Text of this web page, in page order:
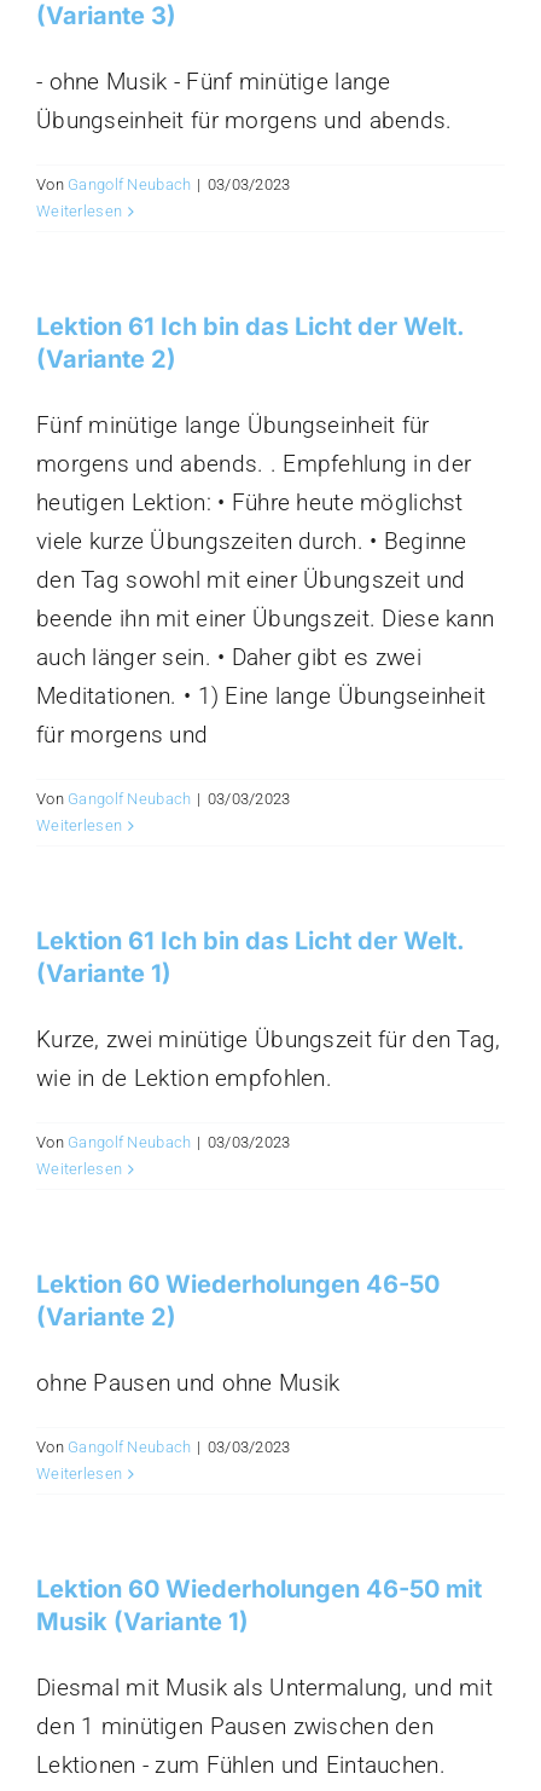
(Variante 3)
- ohne Musik - Fünf minütige lange
Übungseinheit für morgens und abends.
Von Gangolf Neubach | 03/03/2023
Weiterlesen
Lektion 61 Ich bin das Licht der Welt.
(Variante 2)
Fünf minütige lange Übungseinheit für
morgens und abends. . Empfehlung in der
heutigen Lektion: • Führe heute möglichst
viele kurze Übungszeiten durch. • Beginne
den Tag sowohl mit einer Übungszeit und
beende ihn mit einer Übungszeit. Diese kann
auch länger sein. • Daher gibt es zwei
Meditationen. • 1) Eine lange Übungseinheit
für morgens und
Von Gangolf Neubach | 03/03/2023
Weiterlesen
Lektion 61 Ich bin das Licht der Welt.
(Variante 1)
Kurze, zwei minütige Übungszeit für den Tag,
wie in de Lektion empfohlen.
Von Gangolf Neubach | 03/03/2023
Weiterlesen
Lektion 60 Wiederholungen 46-50
(Variante 2)
ohne Pausen und ohne Musik
Von Gangolf Neubach | 03/03/2023
Weiterlesen
Lektion 60 Wiederholungen 46-50 mit
Musik (Variante 1)
Diesmal mit Musik als Untermalung, und mit
den 1 minütigen Pausen zwischen den
Lektionen - zum Fühlen und Eintauchen.